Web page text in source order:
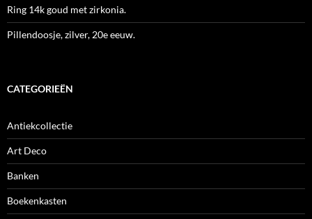
Ring 14k goud met zirkonia.
Pillendoosje, zilver, 20e eeuw.
CATEGORIEËN
Antiekcollectie
Art Deco
Banken
Boekenkasten